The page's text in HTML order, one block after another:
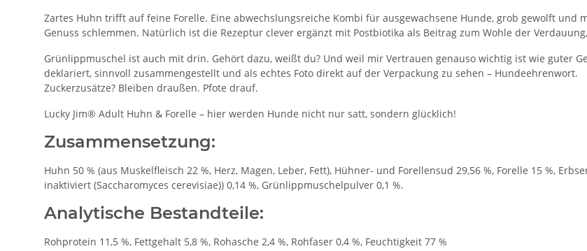
Zartes Huhn trifft auf feine Forelle. Eine abwechslungsreiche Kombi für ausgewachsene Hunde, grob gewolft
Genuss schlemmen. Natürlich ist die Rezeptur clever ergänzt mit Postbiotika als Beitrag zum Wohle der
Grünlippmuschel ist auch mit drin. Gehört dazu, weißt du? Und weil mir Vertrauen genauso wichtig ist wie guter
deklariert, sinnvoll zusammengestellt und als echtes Foto direkt auf der Verpackung zu sehen – Hundeehrenwort.
Zuckerzusätze? Bleiben draußen. Pfote drauf.
Lucky Jim® Adult Huhn & Forelle – hier werden Hunde nicht nur satt, sondern glücklich!
Zusammensetzung:
Huhn 50 % (aus Muskelfleisch 22 %, Herz, Magen, Leber, Fett), Hühner- und Forellensud 29,56 %, Forelle 15 %,
inaktiviert (Saccharomyces cerevisiae)) 0,14 %, Grünlippmuschelpulver 0,1 %.
Analytische Bestandteile:
Rohprotein 11,5 %, Fettgehalt 5,8 %, Rohasche 2,4 %, Rohfaser 0,4 %, Feuchtigkeit 77 %